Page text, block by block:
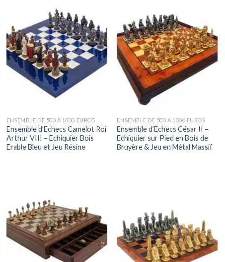
ENSEMBLE DE 500 À 1000 EUROS
Ensemble d’Echecs Camelot Roi
Arthur VIII – Echiquier Bois
Erable Bleu et Jeu Résine
ENSEMBLE DE 500 À 1000 EUROS
Ensemble d’Echecs César II –
Echiquier sur Pied en Bois de
Bruyère & Jeu en Métal Massif